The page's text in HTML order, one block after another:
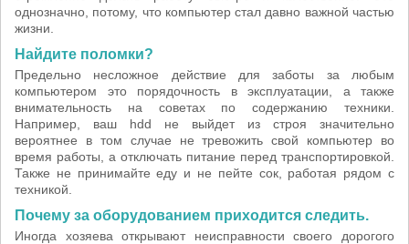
однозначно, потому, что компьютер стал давно важной частью
жизни.
Найдите поломки?
Предельно несложное действие для заботы за любым
компьютером это порядочность в эксплуатации, а также
внимательность на советах по содержанию техники.
Например, ваш hdd не выйдет из строя значительно
вероятнее в том случае не тревожить свой компьютер во
время работы, а отключать питание перед транспортировкой.
Также не принимайте еду и не пейте сок, работая рядом с
техникой.
Почему за оборудованием приходится следить.
Иногда хозяева открывают неисправности своего дорогого